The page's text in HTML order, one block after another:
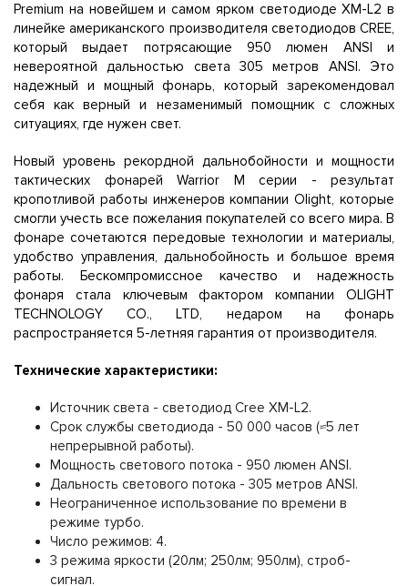
Premium на новейшем и самом ярком светодиоде XM-L2 в
линейке американского производителя светодиодов CREE,
который выдает потрясающие 950 люмен ANSI и
невероятной дальностью света 305 метров ANSI. Это
надежный и мощный фонарь, который зарекомендовал
себя как верный и незаменимый помощник с сложных
ситуациях, где нужен свет.
Новый уровень рекордной дальнобойности и мощности
тактических фонарей Warrior М серии - результат
кропотливой работы инженеров компании Olight, которые
смогли учесть все пожелания покупателей со всего мира. В
фонаре сочетаются передовые технологии и материалы,
удобство управления, дальнобойность и большое время
работы. Бескомпромиссное качество и надежность
фонаря стала ключевым фактором компании OLIGHT
TECHNOLOGY CO., LTD, недаром на фонарь
распространяется 5-летняя гарантия от производителя.
Технические характеристики:
Источник света - светодиод Cree XM-L2.
Срок службы светодиода - 50 000 часов (≈5 лет
непрерывной работы).
Мощность светового потока - 950 люмен ANSI.
Дальность светового потока - 305 метров ANSI.
Неограниченное использование по времени в
режиме турбо.
Число режимов: 4.
3 режима яркости (20лм; 250лм; 950лм), строб-
сигнал.